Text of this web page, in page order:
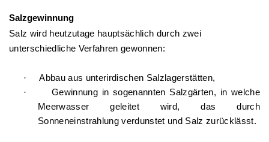
Salzgewinnung
Salz wird heutzutage hauptsächlich durch zwei
unterschiedliche Verfahren gewonnen:
·
Abbau aus unterirdischen Salzlagerstätten,
·
Gewinnung in sogenannten Salzgärten, in welche
Meerwasser geleitet wird, das durch
Sonneneinstrahlung verdunstet und Salz zurücklässt.